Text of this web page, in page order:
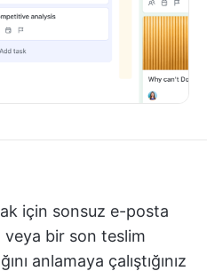
için sonsuz e-posta
veya bir son teslim
anlamaya çalıştığınız